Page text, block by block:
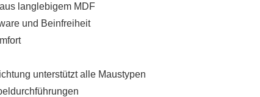
langlebigem MDF
und Beinfreiheit
unterstützt alle Maustypen